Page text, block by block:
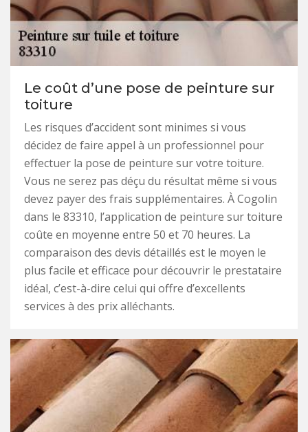
Le coût d’une pose de peinture sur
toiture
Les risques d’accident sont minimes si vous
décidez de faire appel à un professionnel pour
effectuer la pose de peinture sur votre toiture.
Vous ne serez pas déçu du résultat même si vous
devez payer des frais supplémentaires. À Cogolin
dans le 83310, l’application de peinture sur toiture
coûte en moyenne entre 50 et 70 heures. La
comparaison des devis détaillés est le moyen le
plus facile et efficace pour découvrir le prestataire
idéal, c’est-à-dire celui qui offre d’excellents
services à des prix alléchants.